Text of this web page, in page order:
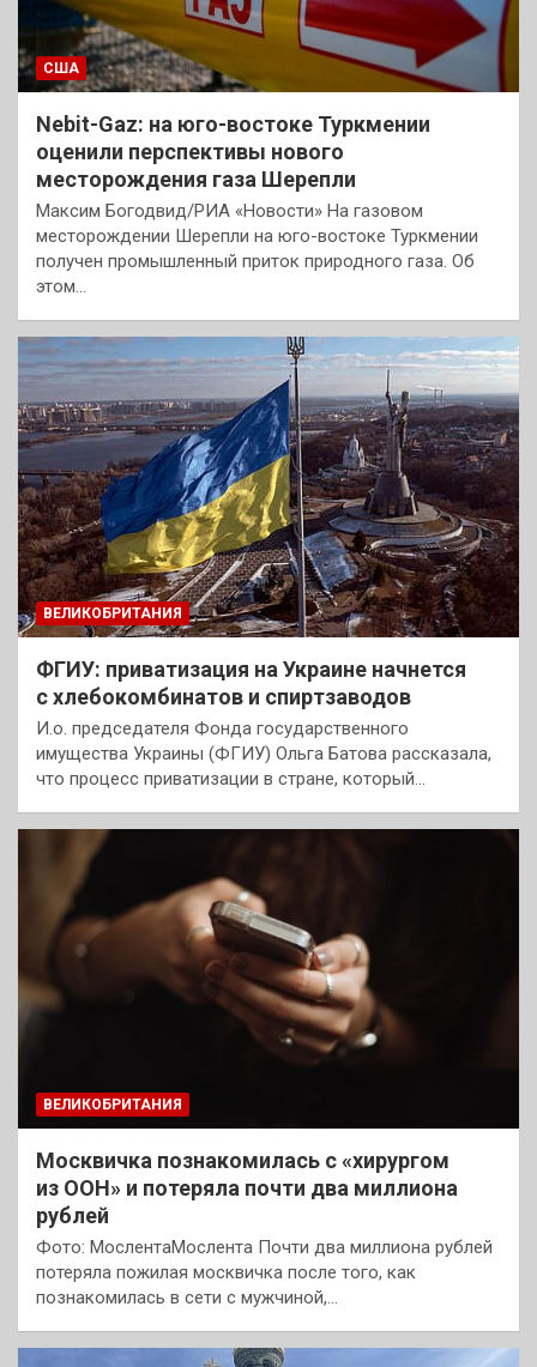
США
Nebit-Gaz: на юго-востоке Туркмении
оценили перспективы нового
месторождения газа Шерепли
Максим Богодвид/РИА «Новости» На газовом
месторождении Шерепли на юго-востоке Туркмении
получен промышленный приток природного газа. Об
этом…
ВЕЛИКОБРИТАНИЯ
ФГИУ: приватизация на Украине начнется
с хлебокомбинатов и спиртзаводов
И.о. председателя Фонда государственного
имущества Украины (ФГИУ) Ольга Батова рассказала,
что процесс приватизации в стране, который…
ВЕЛИКОБРИТАНИЯ
Москвичка познакомилась с «хирургом
из ООН» и потеряла почти два миллиона
рублей
Фото: МослентаМослента Почти два миллиона рублей
потеряла пожилая москвичка после того, как
познакомилась в сети с мужчиной,…